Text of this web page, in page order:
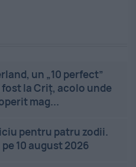
un „10 perfect”
la Criț, acolo unde
mag...
pentru patru zodii.
10 august 2026